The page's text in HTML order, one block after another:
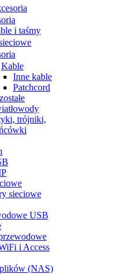
i taśmy
Kable
Inne kable
Patchcord
trójniki,
sieciowe
USB
i Access
(NAS)